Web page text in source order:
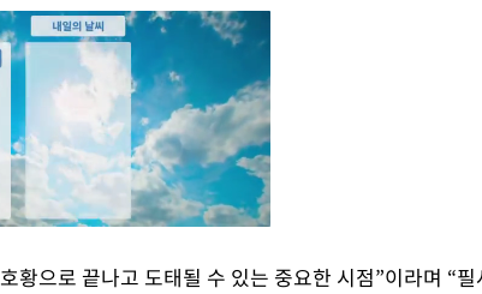
황으로 끝나고 도태될 수 있는 중요한 시점”이라며 “필